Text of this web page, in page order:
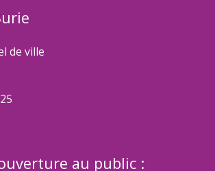
de ville
au public :